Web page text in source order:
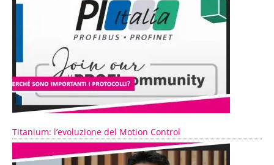
Titanium: l’evoluzione del Motion Control